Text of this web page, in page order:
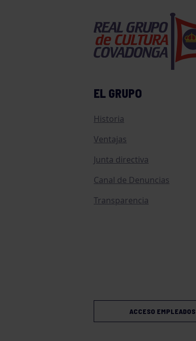
EL GRUPO
Historia
Ventajas
Junta directiva
Canal de Denuncias
Transparencia
ACCESO EMPLEADOS